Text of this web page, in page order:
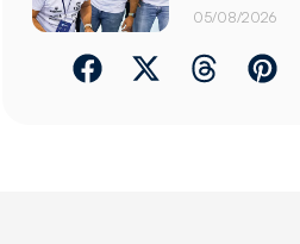
05/08/2026